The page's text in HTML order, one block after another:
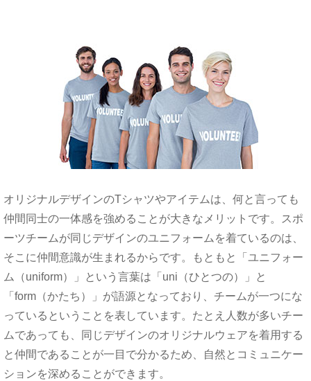
オリジナルデザインのTシャツやアイテムは、 何と言っても
仲間同士の一体感を強めることが大きなメリットです。
スポ
ーツチームが同じデザインのユニフォームを着ているのは、
そこに仲間意識が生まれるからです。 もともと
「ユニフォー
ム（uniform）」という言葉は 「uni（ひとつの）」
と
「form（かたち）」が語源となっており、 チームが一つにな
っているということを表しています。 たとえ 人数が多いチー
ムであっても、同じデザインのオリジナルウェアを着用する
と仲間であることが一目で分かるため、自然とコミュニケー
ションを深める ことができます。